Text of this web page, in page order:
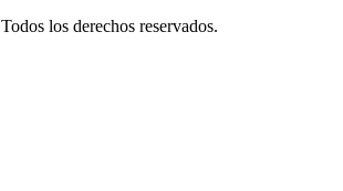
Todos los derechos reservados.